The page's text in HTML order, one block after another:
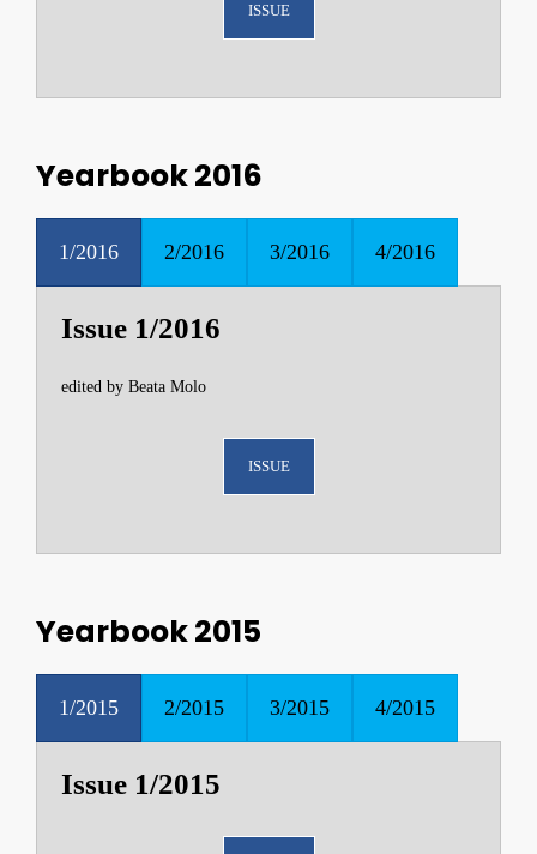
ISSUE
Yearbook 2016
1/2016 2/2016 3/2016 4/2016
Issue 1/2016
edited by Beata Molo
ISSUE
Yearbook 2015
1/2015 2/2015 3/2015 4/2015
Issue 1/2015